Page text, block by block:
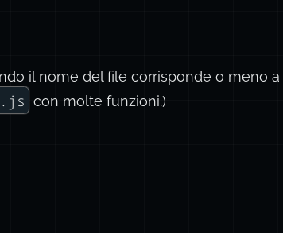
il nome del file corrisponde o meno a
con molte funzioni.)